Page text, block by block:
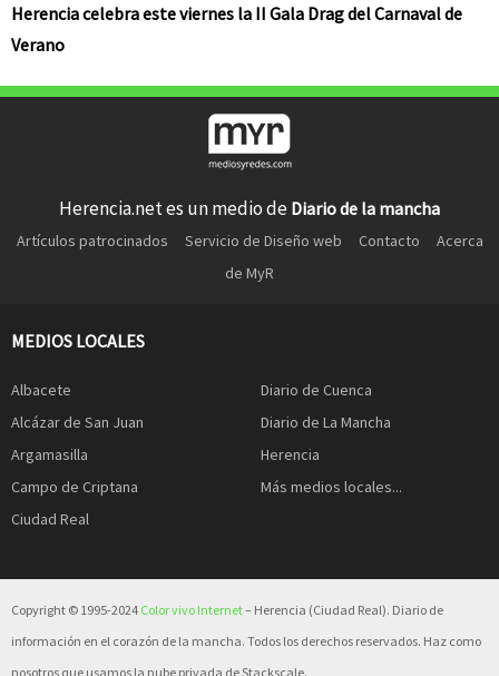
Herencia celebra este viernes la II Gala Drag del Carnaval de
Verano
Herencia.net es un medio de Diario de la mancha
Artículos patrocinados Servicio de Diseño web Contacto
Acerca
de MyR
MEDIOS LOCALES
Albacete
Alcázar de San Juan
Argamasilla
Campo de Criptana
Ciudad Real
Diario de Cuenca
Diario de La Mancha
Herencia
Más medios locales...
Copyright © 1995-2024 Color vivo Internet– Herencia (Ciudad Real). Diario de
información en el corazón de la mancha. Todos los derechos reservados. Haz como
nosotros que usamos la nube privada de Stackscale.